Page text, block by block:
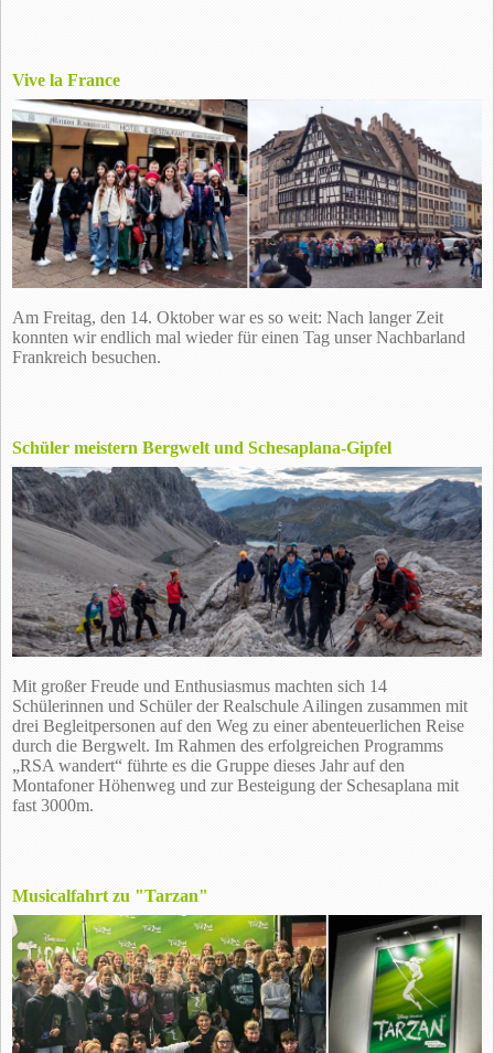
Vive la France
Am Freitag, den 14. Oktober war es so weit: Nach langer Zeit
konnten wir endlich mal wieder für einen Tag unser Nachbarland
Frankreich besuchen.
Schüler meistern Bergwelt und Schesaplana-Gipfel
Mit großer Freude und Enthusiasmus machten sich 14
Schülerinnen und Schüler der Realschule Ailingen zusammen mit
drei Begleitpersonen auf den Weg zu einer abenteuerlichen Reise
durch die Bergwelt. Im Rahmen des erfolgreichen Programms
„RSA wandert“ führte es die Gruppe dieses Jahr auf den
Montafoner Höhenweg und zur Besteigung der Schesaplana mit
fast 3000m.
Musicalfahrt zu "Tarzan"